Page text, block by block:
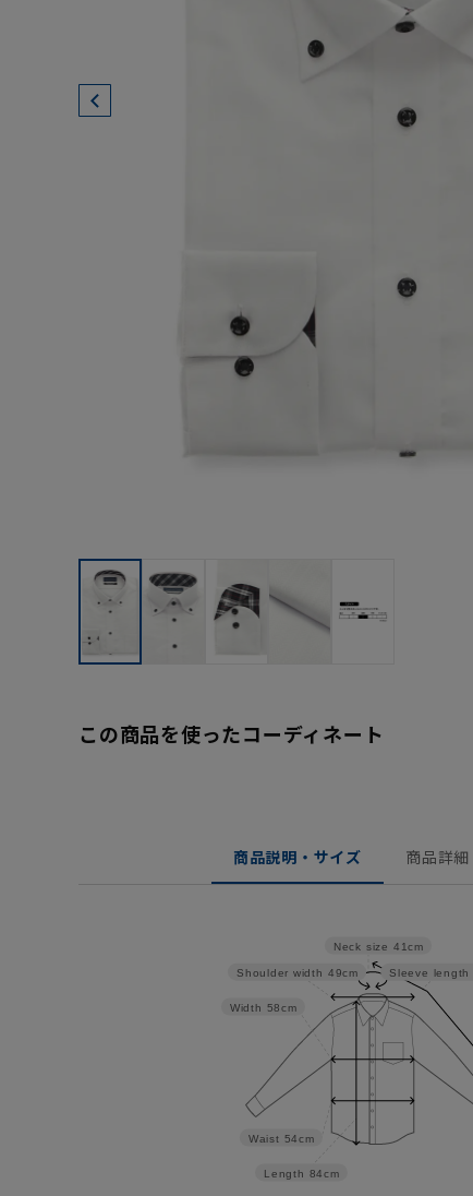
この商品を使ったコーディネート
商品説明・サイズ 商品詳細
Sleeve length
Neck size 41cm
Length 84cm
Waist 54cm
Width 58cm
Shoulder width 49cm